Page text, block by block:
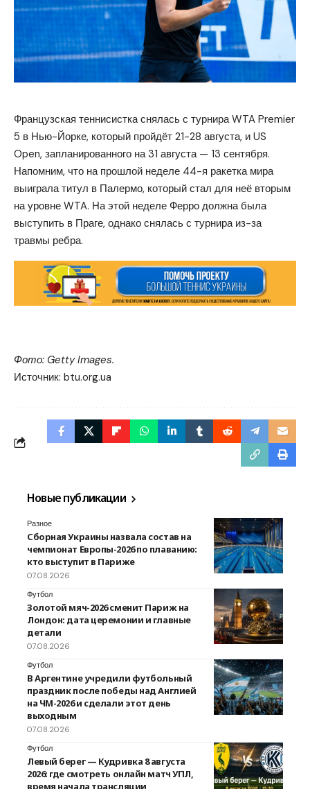
Французская теннисистка снялась с турнира WTA Premier
5 в Нью-Йорке, который пройдёт 21-28 августа, и US
Open, запланированного на 31 августа — 13 сентября.
Напомним, что на прошлой неделе 44-я ракетка мира
выиграла титул в Палермо, который стал для неё вторым
на уровне WTA. На этой неделе Ферро должна была
выступить в Праге, однако снялась с турнира из-за
травмы ребра.
Фото: Getty Images.
Источник: btu.org.ua
Новые публикации
Разное
Сборная Украины назвала состав на
чемпионат Европы-2026 по плаванию:
кто выступит в Париже
07.08.2026
Футбол
Золотой мяч-2026 сменит Париж на
Лондон: дата церемонии и главные
детали
07.08.2026
Футбол
В Аргентине учредили футбольный
праздник после победы над Англией
на ЧМ-2026 и сделали этот день
выходным
07.08.2026
Футбол
Левый берег — Кудривка 8 августа
2026: где смотреть онлайн матч УПЛ,
время начала трансляции